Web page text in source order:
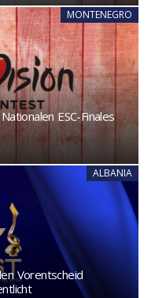
MONTENEGRO
ESC-Finales
ALBANIA
Vorentscheid